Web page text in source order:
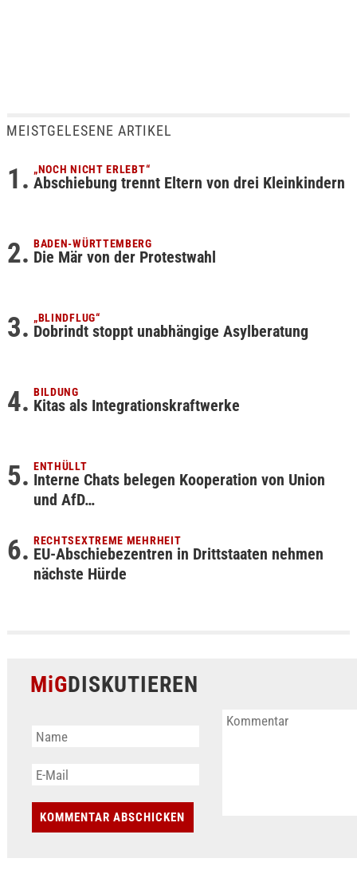
MEISTGELESENE ARTIKEL
„NOCH NICHT ERLEBT“
Abschiebung trennt Eltern von drei Kleinkindern
BADEN-WÜRTTEMBERG
Die Mär von der Protestwahl
„BLINDFLUG“
Dobrindt stoppt unabhängige Asylberatung
BILDUNG
Kitas als Integrationskraftwerke
ENTHÜLLT
Interne Chats belegen Kooperation von Union
und AfD…
RECHTSEXTREME MEHRHEIT
EU-Abschiebezentren in Drittstaaten nehmen
nächste Hürde
MiGDISKUTIEREN